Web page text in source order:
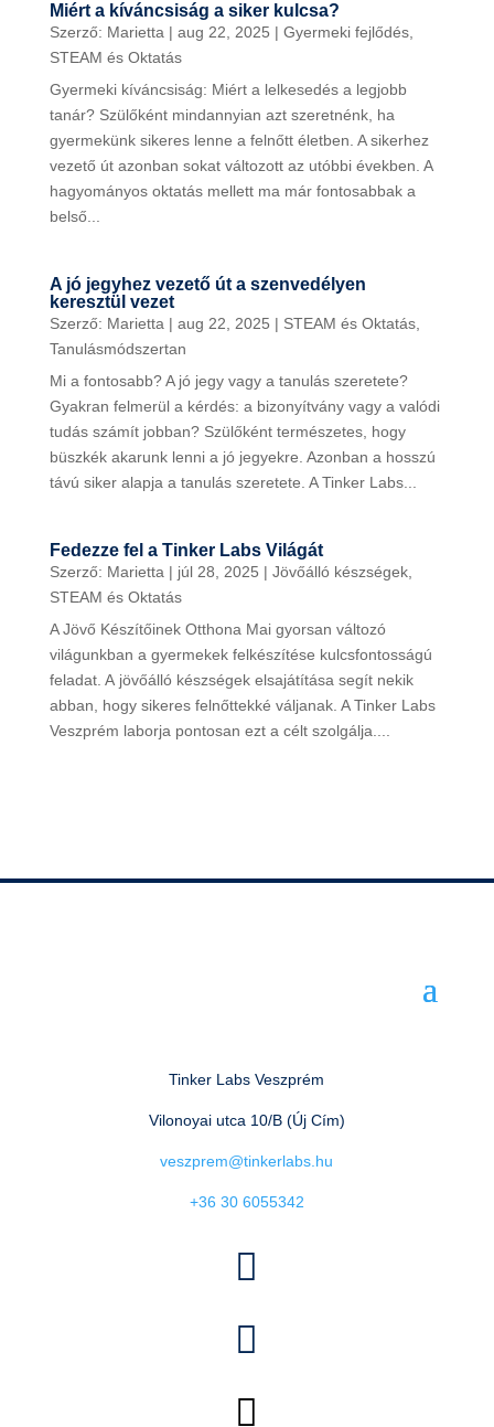
Miért a kíváncsiság a siker kulcsa?
Szerző: Marietta | aug 22, 2025 | Gyermeki fejlődés,
STEAM és Oktatás
Gyermeki kíváncsiság: Miért a lelkesedés a legjobb
tanár? Szülőként mindannyian azt szeretnénk, ha
gyermekünk sikeres lenne a felnőtt életben. A sikerhez
vezető út azonban sokat változott az utóbbi években. A
hagyományos oktatás mellett ma már fontosabbak a
belső...
A jó jegyhez vezető út a szenvedélyen
keresztül vezet
Szerző: Marietta | aug 22, 2025 | STEAM és Oktatás,
Tanulásmódszertan
Mi a fontosabb? A jó jegy vagy a tanulás szeretete?
Gyakran felmerül a kérdés: a bizonyítvány vagy a valódi
tudás számít jobban? Szülőként természetes, hogy
büszkék akarunk lenni a jó jegyekre. Azonban a hosszú
távú siker alapja a tanulás szeretete. A Tinker Labs...
Fedezze fel a Tinker Labs Világát
Szerző: Marietta | júl 28, 2025 | Jövőálló készségek,
STEAM és Oktatás
A Jövő Készítőinek Otthona Mai gyorsan változó
világunkban a gyermekek felkészítése kulcsfontosságú
feladat. A jövőálló készségek elsajátítása segít nekik
abban, hogy sikeres felnőttekké váljanak. A Tinker Labs
Veszprém laborja pontosan ezt a célt szolgálja....
Tinker Labs Veszprém
Vilonoyai utca 10/B (Új Cím)
veszprem@tinkerlabs.hu
+36 30 6055342


